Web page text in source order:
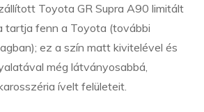
Toyota GR Supra A90 limitált
tartja fenn a Toyota (további
ez a szín matt kivitelével és
még látványosabbá,
ívelt felületeit.